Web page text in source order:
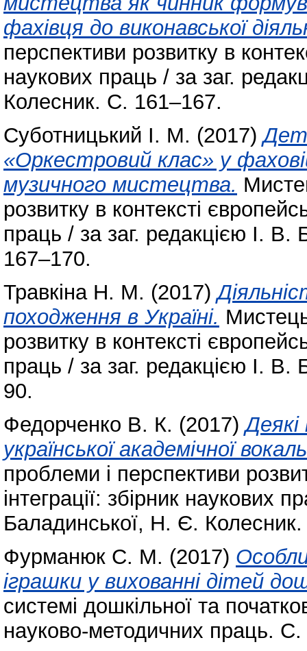
фахівця до виконавської
перспективи розвитку в
наукових праць / за заг.
Колесник. С. 161–167.
Суботницький І. М. (2017)
«Оркестровий клас» у
музичного мистецтва.
розвитку в контексті
праць / за заг. редакцією І.
167–170.
Травкіна Н. М. (2017)
походження в Україні.
розвитку в контексті
праць / за заг. редакцією І.
90.
Федорченко В. К. (2017)
української академічної
проблеми і перспективи
інтеграції: збірник наукових
Баладинської, Н. Є.
Фурманюк С. М. (2017)
іграшки у вихованні дітей
системі дошкільної та
науково-методичних праць.